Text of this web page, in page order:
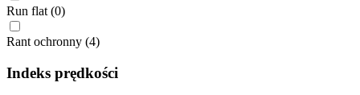
Run flat (0)
Rant ochronny (4)
Indeks prędkości